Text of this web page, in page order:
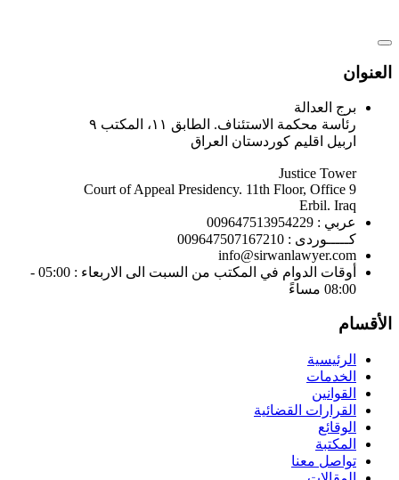
العنوان
برج العدالة
رئاسة محكمة الاستئناف. الطابق ١١، المكتب ٩
اربيل اقليم كوردستان العراق
Justice Tower
Court of Appeal Presidency. 11th Floor, Office 9
Erbil. Iraq
عربي : 009647513954229
كـــــوردى : 009647507167210
info@sirwanlawyer.com
أوقات الدوام في المكتب من السبت الى الاربعاء : 05:00 -
08:00 مساءً
الأقسام
الرئيسية
الخدمات
القوانين
القرارات القضائية
الوقائع
المكتبة
تواصل معنا